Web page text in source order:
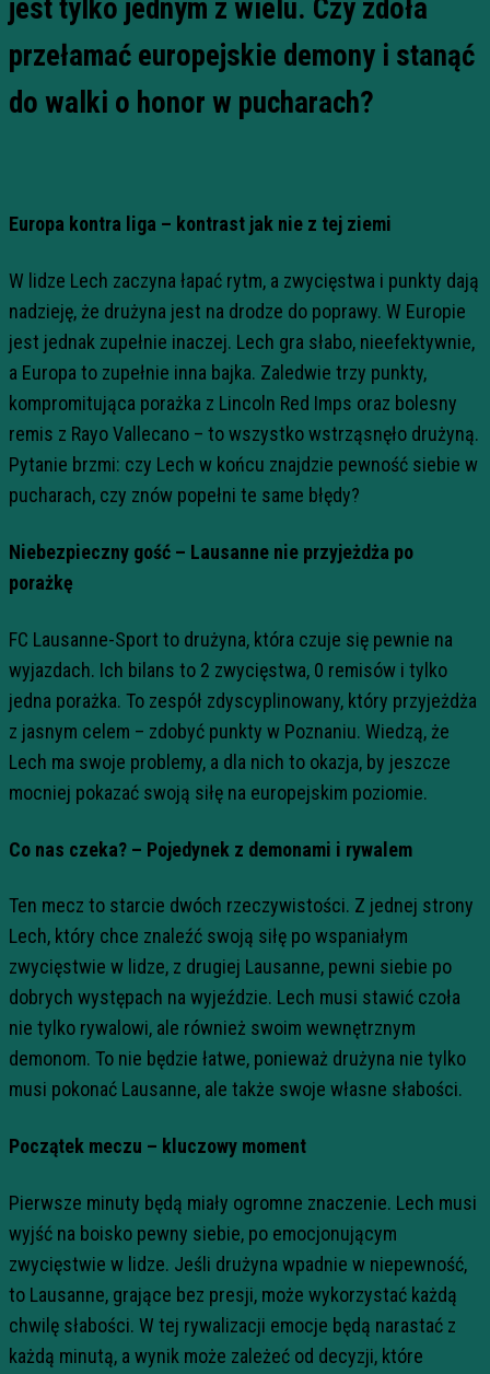
jest tylko jednym z wielu. Czy zdoła
przełamać europejskie demony i stanąć
do walki o honor w pucharach?
Europa kontra liga – kontrast jak nie z tej ziemi
W lidze Lech zaczyna łapać rytm, a zwycięstwa i punkty dają
nadzieję, że drużyna jest na drodze do poprawy. W Europie
jest jednak zupełnie inaczej. Lech gra słabo, nieefektywnie,
a Europa to zupełnie inna bajka. Zaledwie trzy punkty,
kompromitująca porażka z Lincoln Red Imps oraz bolesny
remis z Rayo Vallecano – to wszystko wstrząsnęło drużyną.
Pytanie brzmi: czy Lech w końcu znajdzie pewność siebie w
pucharach, czy znów popełni te same błędy?
Niebezpieczny gość – Lausanne nie przyjeżdża po
porażkę
FC Lausanne-Sport to drużyna, która czuje się pewnie na
wyjazdach. Ich bilans to 2 zwycięstwa, 0 remisów i tylko
jedna porażka. To zespół zdyscyplinowany, który przyjeżdża
z jasnym celem – zdobyć punkty w Poznaniu. Wiedzą, że
Lech ma swoje problemy, a dla nich to okazja, by jeszcze
mocniej pokazać swoją siłę na europejskim poziomie.
Co nas czeka? – Pojedynek z demonami i rywalem
Ten mecz to starcie dwóch rzeczywistości. Z jednej strony
Lech, który chce znaleźć swoją siłę po wspaniałym
zwycięstwie w lidze, z drugiej Lausanne, pewni siebie po
dobrych występach na wyjeździe. Lech musi stawić czoła
nie tylko rywalowi, ale również swoim wewnętrznym
demonom. To nie będzie łatwe, ponieważ drużyna nie tylko
musi pokonać Lausanne, ale także swoje własne słabości.
Początek meczu – kluczowy moment
Pierwsze minuty będą miały ogromne znaczenie. Lech musi
wyjść na boisko pewny siebie, po emocjonującym
zwycięstwie w lidze. Jeśli drużyna wpadnie w niepewność,
to Lausanne, grające bez presji, może wykorzystać każdą
chwilę słabości. W tej rywalizacji emocje będą narastać z
każdą minutą, a wynik może zależeć od decyzji, które